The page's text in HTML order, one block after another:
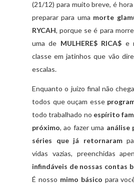
(21/12) para muito breve, é
preparar para uma morte
RYCAH, porque se é para
uma de MULHERE$ RICA$ e
classe em jatinhos que vão
escalas.
Enquanto o juízo final não
todos que ouçam esse
todo trabalhado no espírito
próximo, ao fazer uma análise
séries que já retornaram
vidas vazias, preenchidas
infindáveis de nossas contas
É nosso mimo básico para